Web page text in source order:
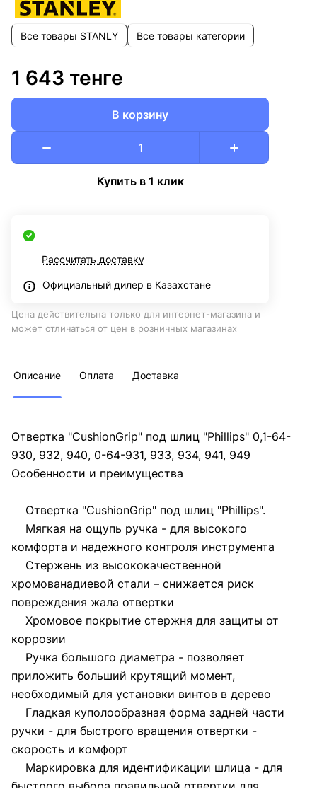
Все товары STANLY Все товары категории
1 643 тенге
В корзину
Купить в 1 клик
Рассчитать доставку
Официальный дилер в Казахстане
Цена действительна только для интернет-магазина и
может отличаться от цен в розничных магазинах
Описание Оплата Доставка
Отвертка "CushionGrip" под шлиц "Phillips" 0,1-64-
930, 932, 940, 0-64-931, 933, 934, 941, 949
Особенности и преимущества
Отвертка "CushionGrip" под шлиц "Phillips".
Мягкая на ощупь ручка - для высокого
комфорта и надежного контроля инструмента
Стержень из высококачественной
хромованадиевой стали – снижается риск
повреждения жала отвертки
Хромовое покрытие стержня для защиты от
коррозии
Ручка большого диаметра - позволяет
приложить больший крутящий момент,
необходимый для установки винтов в дерево
Гладкая куполообразная форма задней части
ручки - для быстрого вращения отвертки -
скорость и комфорт
Маркировка для идентификации шлица - для